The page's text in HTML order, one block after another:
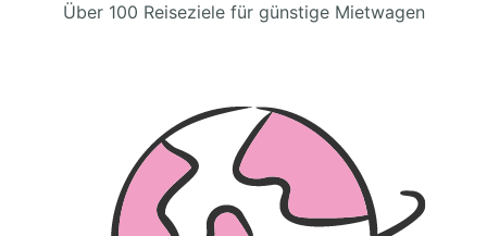
Über 100 Reiseziele für günstige Mietwagen